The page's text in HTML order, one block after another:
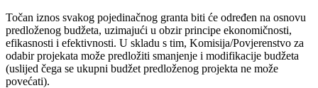
Točan iznos svakog pojedinačnog granta biti će određen na osnovu
predloženog budžeta, uzimajući u obzir principe ekonomičnosti,
efikasnosti i efektivnosti. U skladu s tim, Komisija/Povjerenstvo za
odabir projekata može predložiti smanjenje i modifikacije budžeta
(uslijed čega se ukupni budžet predloženog projekta ne može
povećati).